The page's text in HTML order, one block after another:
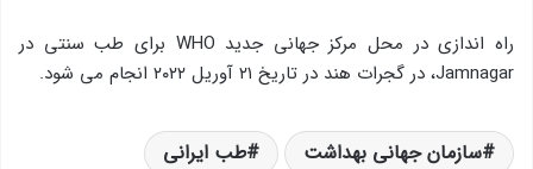
راه اندازی در محل مرکز جهانی جدید WHO برای طب سنتی در
Jamnagar، در گجرات هند در تاریخ ۲۱ آوریل ۲۰۲۲ انجام می شود.
سازمان جهانی بهداشت
طب ایرانی